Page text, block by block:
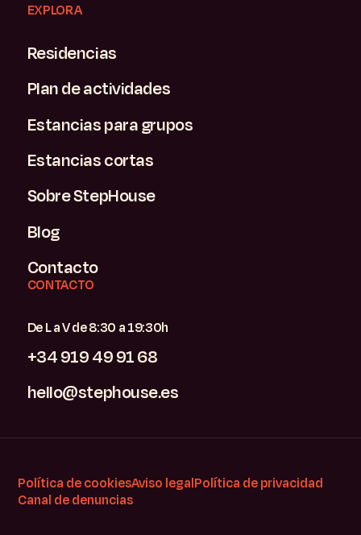
EXPLORA
Residencias
Plan de actividades
Estancias para grupos
Estancias cortas
Sobre StepHouse
Blog
Contacto
CONTACTO
De L a V de 8:30 a 19:30h
+34 919 49 91 68
hello@stephouse.es
Política de cookiesAviso legalPolítica de privacidad
Canal de denuncias